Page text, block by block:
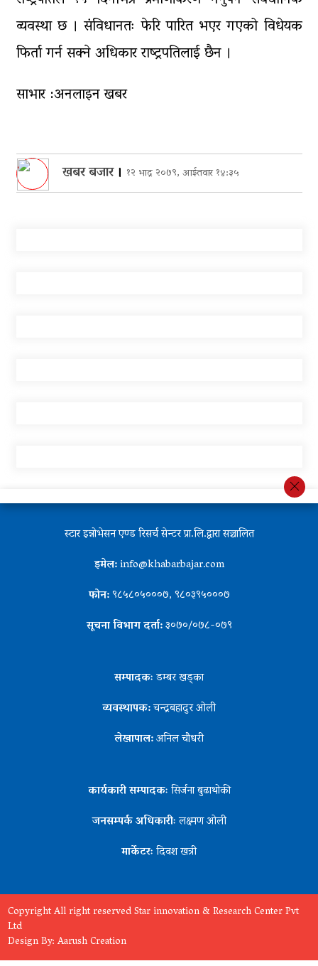
व्यवस्था छ । संविधानतः फेरि पारित भएर गएको विधेयक
फिर्ता गर्न सक्ने अधिकार राष्ट्रपतिलाई छैन ।
साभार :अनलाइन खबर
खबर बजार। १२ भाद्र २०७९, आईतवार १४:३५
स्टार इन्नोभेसन एण्ड रिसर्च सेन्टर प्रा.लि.द्वारा सञ्चालित
इमेल:info@khabarbajar.com
फोन:९८५८०५०००७, ९८०३९५०००७
सूचना विभाग दर्ता:३०७०/०७८-०७९
सम्पादकःडम्बर खड्का
व्यवस्थापक:चन्द्रबहादुर ओली
लेखापाल:अनिल चौधरी
कार्यकारी सम्पादकःसिर्जना बुढाथोकी
जनसम्पर्क अधिकारीःलक्ष्मण ओली
मार्केटरःदिवश खत्री
Copyright All right reserved Star innovation & Research Center Pvt
Ltd
Design By:Aarush Creation